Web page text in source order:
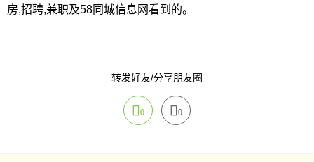
房,招聘,兼职及58同城信息网看到的。
转发好友/分享朋友圈
0 0